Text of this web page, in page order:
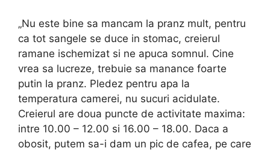
„Nu este bine sa mancam la pranz mult, pentru
ca tot sangele se duce in stomac, creierul
ramane ischemizat si ne apuca somnul. Cine
vrea sa lucreze, trebuie sa manance foarte
putin la pranz. Pledez pentru apa la
temperatura camerei, nu sucuri acidulate.
Creierul are doua puncte de activitate maxima:
intre 10.00 – 12.00 si 16.00 – 18.00. Daca a
obosit, putem sa-i dam un pic de cafea, pe care